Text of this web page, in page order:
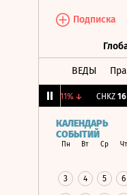
Подписка
ВЕДЫ
↓ CHKZ 16 100
КАЛЕНДАРЬ
СОБЫТИЙ
Пн Вт Ср Чт
3 4 5 6